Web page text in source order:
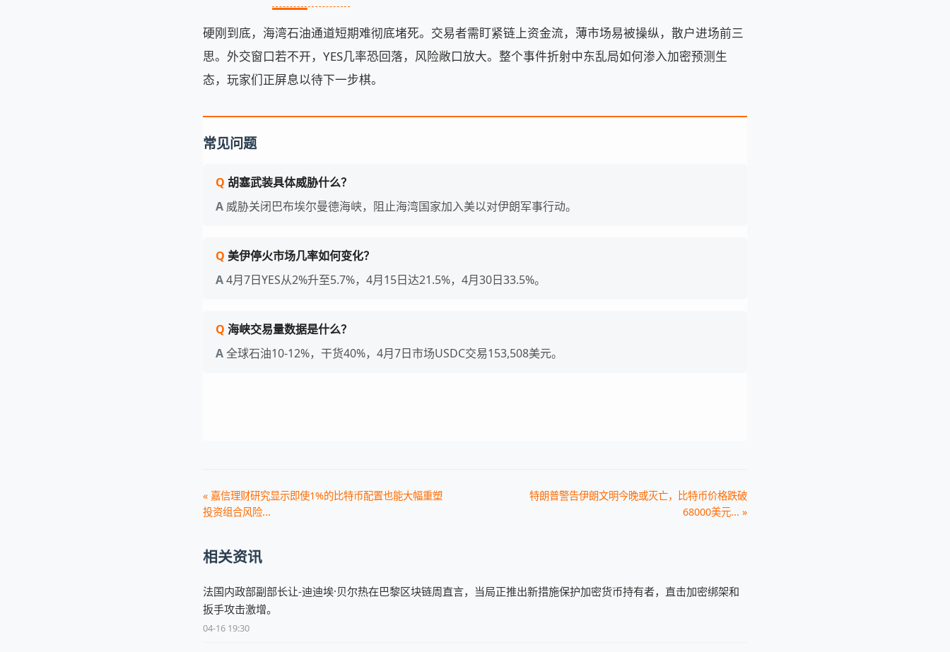
硬刚到底，海湾石油通道短期难彻底堵死。交易者需盯紧链上资金流，薄市场易被操纵，散户进场前三
思。外交窗口若不开，YES几率恐回落，风险敞口放大。整个事件折射中东乱局如何渗入加密预测生
态，玩家们正屏息以待下一步棋。
常见问题
胡塞武装具体威胁什么？
威胁关闭巴布埃尔曼德海峡，阻止海湾国家加入美以对伊朗军事行动。
美伊停火市场几率如何变化？
4月7日YES从2%升至5.7%，4月15日达21.5%，4月30日33.5%。
海峡交易量数据是什么？
全球石油10-12%，干货40%，4月7日市场USDC交易153,508美元。
« 嘉信理财研究显示即使1%的比特币配置也能大幅重塑
投资组合风险...
特朗普警告伊朗文明今晚或灭亡，比特币价格跌破
68000美元... »
相关资讯
法国内政部副部长让-迪迪埃·贝尔热在巴黎区块链周直言，当局正推出新措施保护加密货币持有者，直击加密绑架和
扳手攻击激增。
04-16 19:30